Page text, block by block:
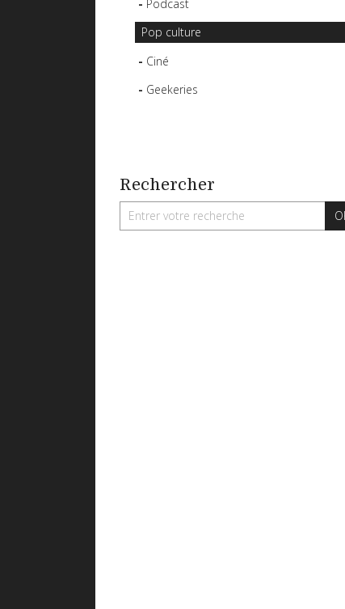
Podcast
Pop culture
Ciné
Geekeries
Rechercher